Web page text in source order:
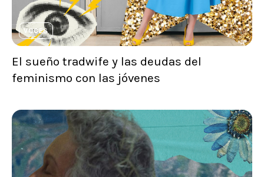
VOCES
El sueño tradwife y las deudas del
feminismo con las jóvenes